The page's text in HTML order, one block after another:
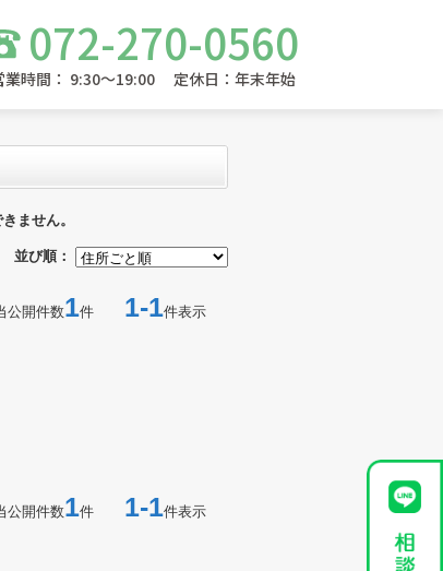
072-270-0560
業時間： 9:30～19:00 定休日：年末年始
ません。
並び順：
公開件数1件 1-1件表示
公開件数1件 1-1件表示